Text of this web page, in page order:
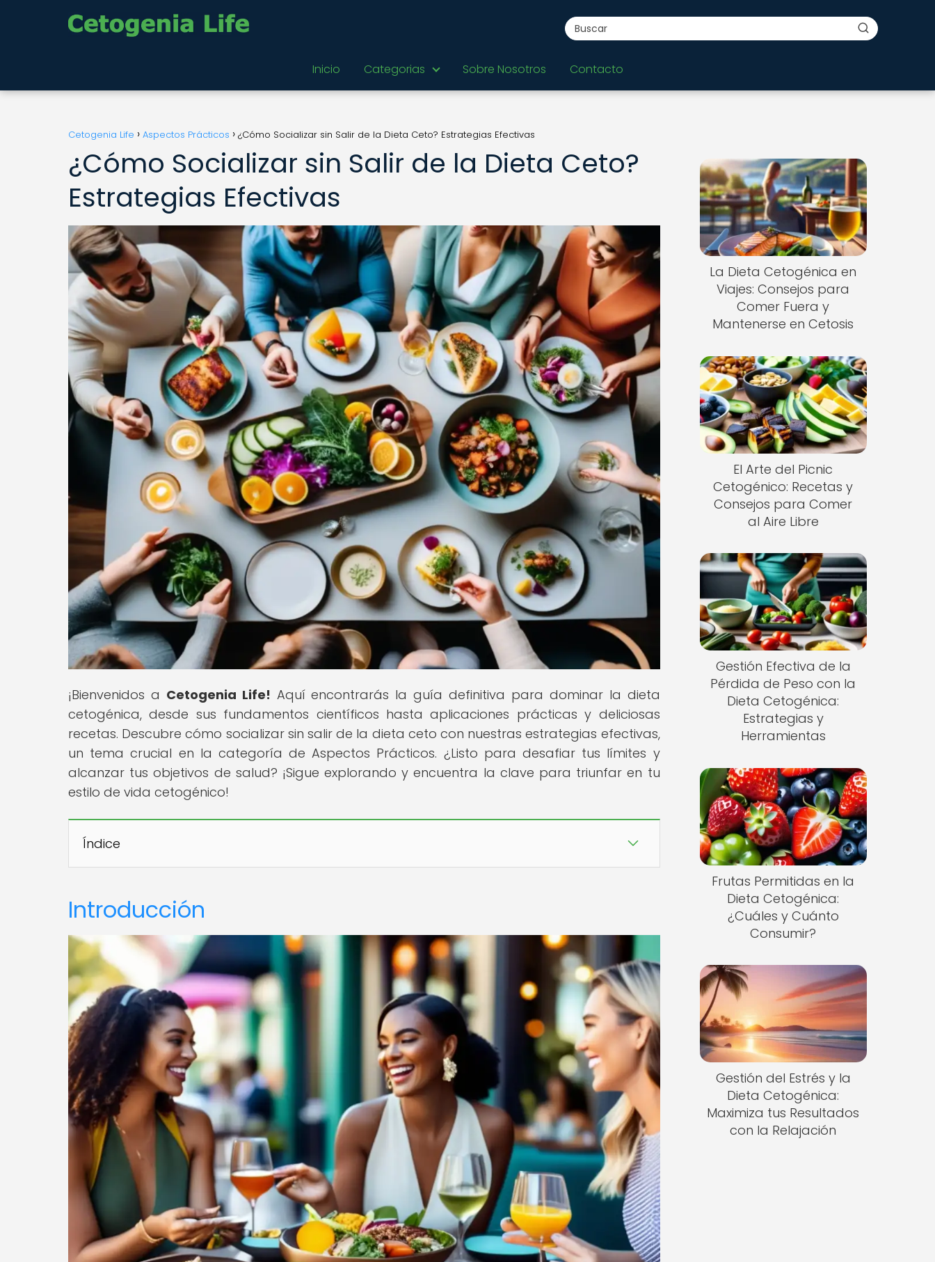
Inicio Categorias Sobre Nosotros Contacto
Cetogenia Life Aspectos Prácticos ¿Cómo Socializar sin Salir de la Dieta Ceto? Estrategias Efectivas
¿Cómo Socializar sin Salir de la Dieta Ceto?
Estrategias Efectivas
¡Bienvenidos a Cetogenia Life! Aquí encontrarás la guía definitiva para dominar la dieta
cetogénica, desde sus fundamentos científicos hasta aplicaciones prácticas y deliciosas
recetas. Descubre cómo socializar sin salir de la dieta ceto con nuestras estrategias efectivas,
un tema crucial en la categoría de Aspectos Prácticos. ¿Listo para desafiar tus límites y
alcanzar tus objetivos de salud? ¡Sigue explorando y encuentra la clave para triunfar en tu
estilo de vida cetogénico!
Índice
Introducción
La Dieta Cetogénica en
Viajes: Consejos para
Comer Fuera y
Mantenerse en Cetosis
El Arte del Picnic
Cetogénico: Recetas y
Consejos para Comer
al Aire Libre
Gestión Efectiva de la
Pérdida de Peso con la
Dieta Cetogénica:
Estrategias y
Herramientas
Frutas Permitidas en la
Dieta Cetogénica:
¿Cuáles y Cuánto
Consumir?
Gestión del Estrés y la
Dieta Cetogénica:
Maximiza tus Resultados
con la Relajación